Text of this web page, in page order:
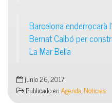
Barcelona enderrocarà
Bernat Calbó per
La Mar Bella
junio 26, 2017
Publicado enAgenda,Noticies